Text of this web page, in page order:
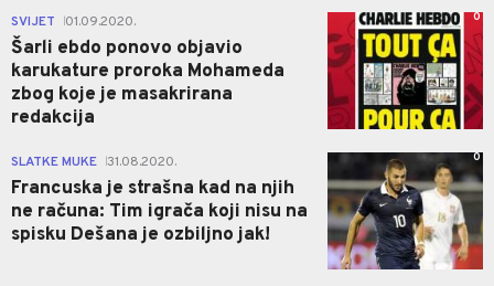
SVIJET 01.09.2020.
Šarli ebdo ponovo objavio
karukature proroka Mohameda
zbog koje je masakrirana
redakcija
0
SLATKE MUKE 31.08.2020.
Francuska je strašna kad na njih
ne računa: Tim igrača koji nisu na
spisku Dešana je ozbiljno jak!
0